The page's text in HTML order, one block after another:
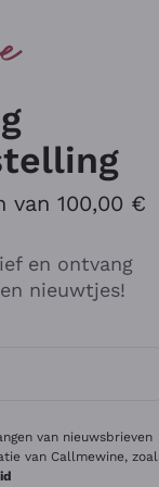
Gavi
van 100,00 €
en ontvang
nieuwtjes!
om
van nieuwsbrieven
van Callmewine,